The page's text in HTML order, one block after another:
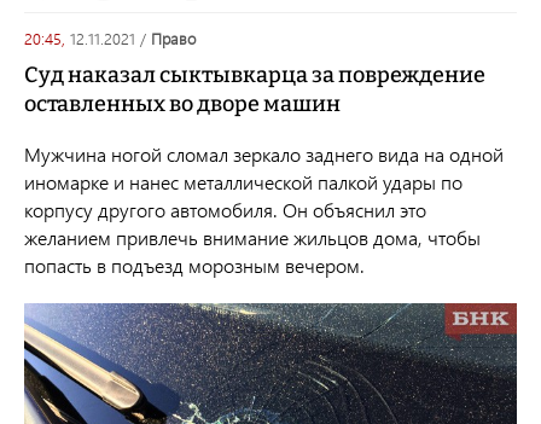
20:45, 12.11.2021 / право
Суд наказал сыктывкарца за повреждение
оставленных во дворе машин
Мужчина ногой сломал зеркало заднего вида на одной
иномарке и нанес металлической палкой удары по
корпусу другого автомобиля. Он объяснил это
желанием привлечь внимание жильцов дома, чтобы
попасть в подъезд морозным вечером.